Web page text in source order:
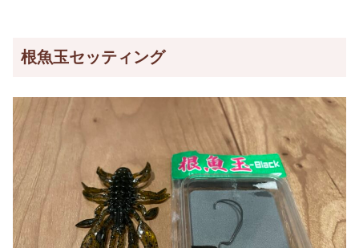
根魚玉セッティング